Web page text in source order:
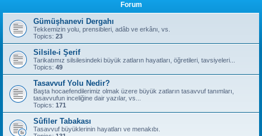
Forum
Gümüşhanevi Dergahı
Tekkemizin yolu, prensibleri, adâb ve erkânı, vs.
Topics: 23
Silsile-i Şerif
Tarikatımız silsilesindeki büyük zatların hayatları, öğretileri, tavsiyeleri...
Topics: 49
Tasavvuf Yolu Nedir?
Başta hocaefendilerimiz olmak üzere büyük zatların tasavvuf tanımları,
tasavvufun inceliğine dair yazılar, vs...
Topics: 171
Sûfiler Tabakası
Tasavvuf büyüklerinin hayatları ve menakıbı.